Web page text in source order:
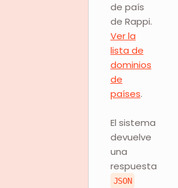
de país
de Rappi.
Ver la
lista de
dominios
de
países.
El sistema
devuelve
una
respuesta
JSON